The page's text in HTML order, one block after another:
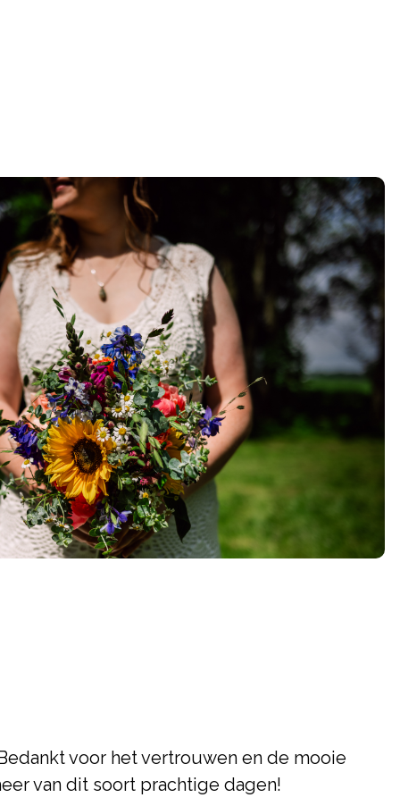
voor het vertrouwen en de mooie
van dit soort prachtige dagen!